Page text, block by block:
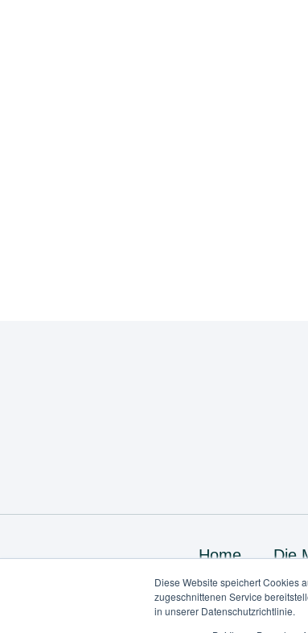
Diese Website speichert Cookies
zugeschnittenen Service
in unserer Datenschutzrichtlinie.
Home Die